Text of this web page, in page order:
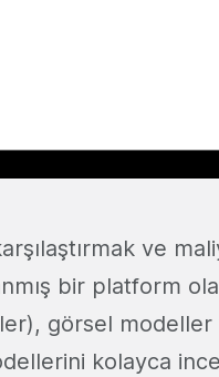
ve
bir platform
görsel modeller
kolayca